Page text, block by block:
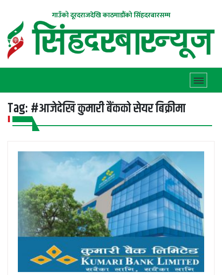
गाउँको दूरदराजदेखि काठमाडौंको सिंहदरबारसम्म
Tag: #आजेदेखि कुमारी बैंकको सेयर बिक्रीमा